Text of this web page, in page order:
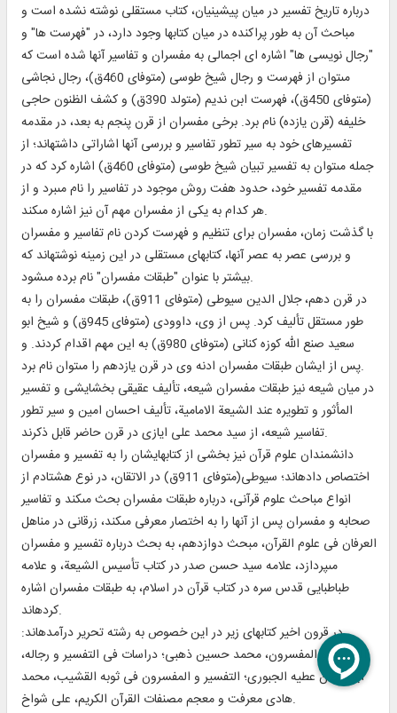
درباره تاريخ تفسير در ميان پيشينيان، كتاب مستقلى نوشته نشده است و
مباحث آن به طور پراكنده در ميان كتابها وجود دارد، در "فهرست ها" و
"رجال نويسى ها" اشاره اى اجمالى به مفسران و تفاسير آنها شده است كه
مى‏توان از فهرست و رجال شيخ طوسى (متوفاى 460ق)، رجال نجاشى
(متوفاى 450ق)، فهرست ابن نديم (متولد 390ق) و كشف الظنون حاجى
خليفه (قرن يازده) نام برد. برخى مفسران از قرن پنجم به بعد، در مقدمه
تفسيرهاى خود به سير تطور تفاسير و بررسى آنها اشاراتى داشته‏اند؛ از
جمله مى‏توان به تفسير تبيان شيخ طوسى (متوفاى 460ق) اشاره كرد كه در
مقدمه تفسير خود، حدود هفت روش موجود در تفاسير را نام مى‏برد و از
هر كدام به يكى از مفسران مهم آن نيز اشاره مى‏كند.
با گذشت زمان، مفسران براى تنظيم و فهرست كردن نام تفاسير و مفسران
و بررسى عصر به عصر آنها، كتابهاى مستقلى در اين زمينه نوشته‏اند كه
بيشتر با عنوان "طبقات مفسران" نام برده مى‏شود.
در قرن دهم، جلال الدين سيوطى (متوفاى 911ق)، طبقات مفسران را به
طور مستقل تأليف كرد. پس از وى، داوودى (متوفاى 945ق) و شيخ ابو
سعيد صنع اللّه كوزه كنانى (متوفاى 980ق) به اين مهم اقدام كردند. و
پس از ايشان طبقات مفسران ادنه وى در قرن يازدهم را مى‏توان نام برد.
در ميان شيعه نيز طبقات مفسران شيعه، تأليف عقيقى بخشايشى و تفسير
المأثور و تطويره عند الشيعة الامامية، تأليف احسان امين و سير تطور
تفاسير شيعه، از سيد محمد على ايازى در قرن حاضر قابل ذكرند.
دانشمندان علوم قرآن نيز بخشى از كتابهايشان را به تفسير و مفسران
اختصاص داده‏اند؛ سيوطى(متوفاى 911ق) در الاتقان، در نوع هشتادم از
انواع مباحث علوم قرآنى، درباره طبقات مفسران بحث مى‏كند و تفاسير
صحابه و مفسران پس از آنها را به اختصار معرفى مى‏كند، زرقانى در مناهل
العرفان فى علوم القرآن، مبحث دوازدهم، به بحث درباره تفسير و مفسران
مى‏پردازد، علامه سيد حسن صدر در كتاب تأسيس الشيعة، و علامه
طباطبايى قدس سره در كتاب قرآن در اسلام، به طبقات مفسران اشاره
كرده‏اند.
در قرون اخير كتابهاى زير در اين خصوص به رشته تحرير درآمده‏اند:
التفسير و المفسرون، محمد حسين ذهبى؛ دراسات فى التفسير و رجاله،
ابو يقظان عطيه الجبورى؛ التفسير و المفسرون فى ثوبه القشيب، محمد
هادى معرفت و معجم مصنفات القرآن الكريم، على شواخ.